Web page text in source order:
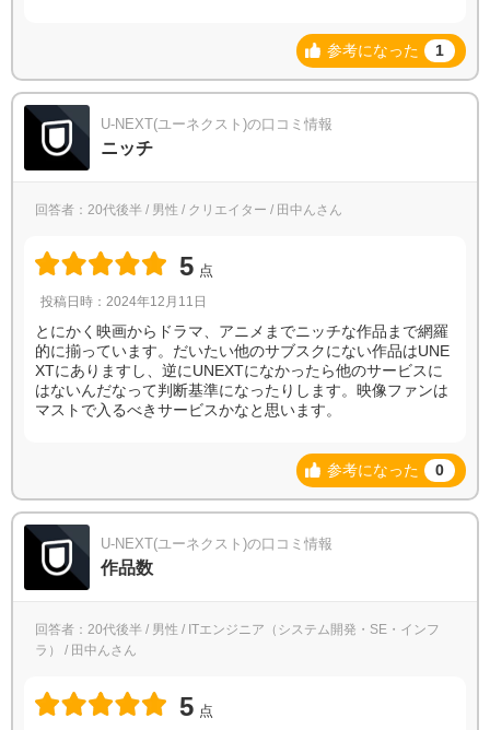
参考になった 1
U-NEXT(ユーネクスト)の口コミ情報
ニッチ
回答者：20代後半 / 男性 / クリエイター / 田中んさん
5 点
投稿日時：2024年12月11日
とにかく映画からドラマ、アニメまでニッチな作品まで網羅
的に揃っています。だいたい他のサブスクにない作品はUNE
XTにありますし、逆にUNEXTになかったら他のサービスに
はないんだなって判断基準になったりします。映像ファンは
マストで入るべきサービスかなと思います。
参考になった 0
U-NEXT(ユーネクスト)の口コミ情報
作品数
回答者：20代後半 / 男性 / ITエンジニア（システム開発・SE・インフ
ラ） / 田中んさん
5 点